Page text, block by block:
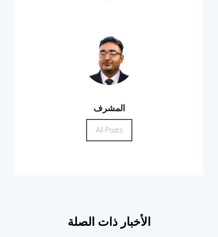
المشرف
All Posts
الأخبار ذات الصلة